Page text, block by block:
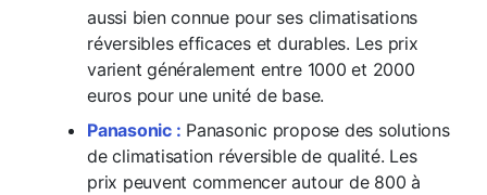
aussi bien connue pour ses climatisations
réversibles efficaces et durables. Les prix
varient généralement entre 1000 et 2000
euros pour une unité de base.
Panasonic : Panasonic propose des solutions
de climatisation réversible de qualité. Les
prix peuvent commencer autour de 800 à